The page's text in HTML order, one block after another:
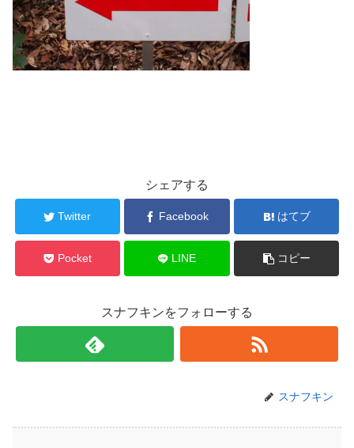
シェアする
Twitter Facebook はてブ
Pocket LINE コピー
スナフキンをフォローする
スナフキン